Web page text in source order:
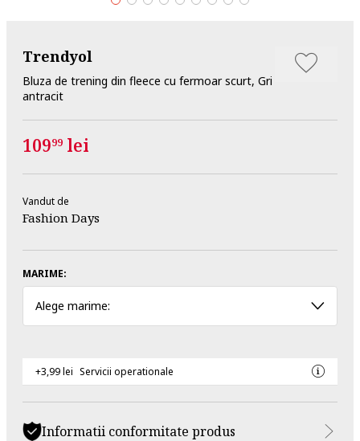
Trendyol
Bluza de trening din fleece cu fermoar scurt, Gri
antracit
10999 lei
Vandut de
Fashion Days
MARIME:
Alege marime:
+3,99 lei Servicii operationale
Informatii conformitate produs